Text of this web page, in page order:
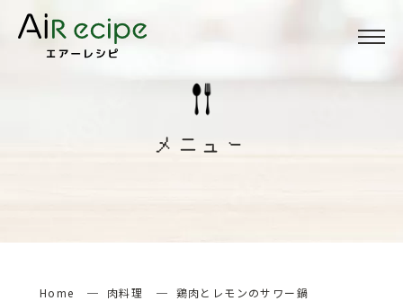
Menu
メニュー
Home 肉料理 鶏肉とレモンのサワー鍋